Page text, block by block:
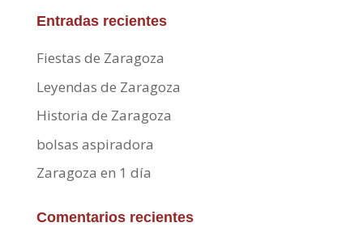
Entradas recientes
Fiestas de Zaragoza
Leyendas de Zaragoza
Historia de Zaragoza
bolsas aspiradora
Zaragoza en 1 día
Comentarios recientes